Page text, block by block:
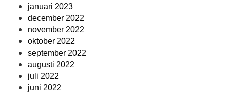
januari 2023
december 2022
november 2022
oktober 2022
september 2022
augusti 2022
juli 2022
juni 2022